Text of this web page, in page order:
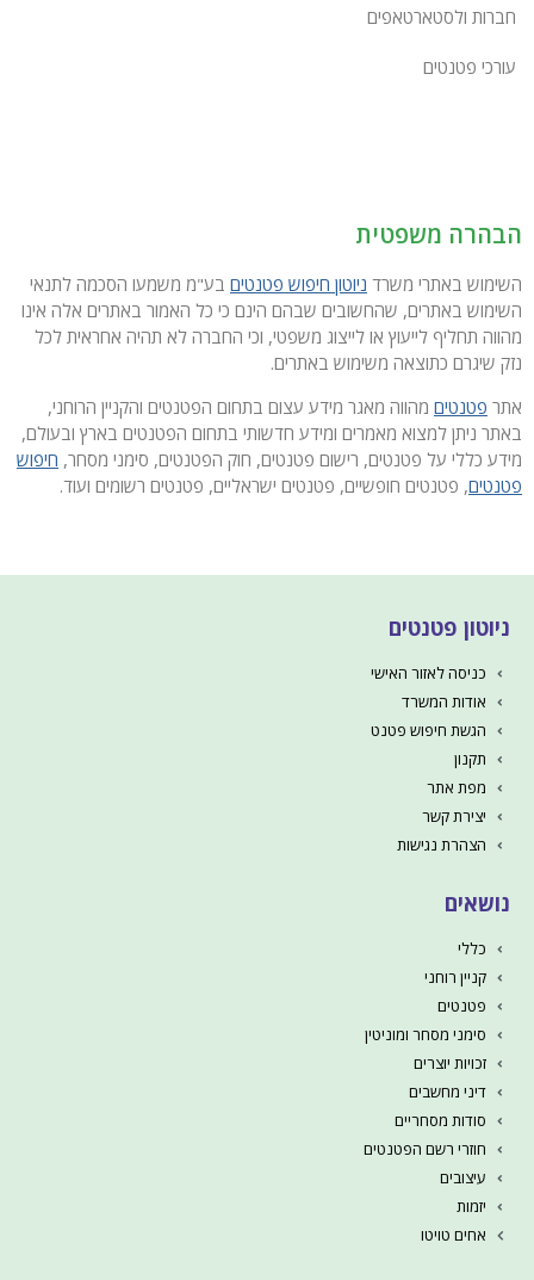
חברות ולסטארטאפים
עורכי פטנטים
הבהרה משפטית
השימוש באתרי משרד ניוטון חיפוש פטנטים בע"מ משמעו הסכמה לתנאי
השימוש באתרים, שהחשובים שבהם הינם כי כל האמור באתרים אלה אינו
מהווה תחליף לייעוץ או לייצוג משפטי, וכי החברה לא תהיה אחראית לכל
נזק שיגרם כתוצאה משימוש באתרים.
אתר פטנטים מהווה מאגר מידע עצום בתחום הפטנטים והקניין הרוחני,
באתר ניתן למצוא מאמרים ומידע חדשותי בתחום הפטנטים בארץ ובעולם,
מידע כללי על פטנטים, רישום פטנטים, חוק הפטנטים, סימני מסחר, חיפוש
פטנטים, פטנטים חופשיים, פטנטים ישראליים, פטנטים רשומים ועוד.
ניוטון פטנטים
כניסה לאזור האישי
אודות המשרד
הגשת חיפוש פטנט
תקנון
מפת אתר
יצירת קשר
הצהרת נגישות
נושאים
כללי
קניין רוחני
פטנטים
סימני מסחר ומוניטין
זכויות יוצרים
דיני מחשבים
סודות מסחריים
חוזרי רשם הפטנטים
עיצובים
יזמות
אחים טויטו